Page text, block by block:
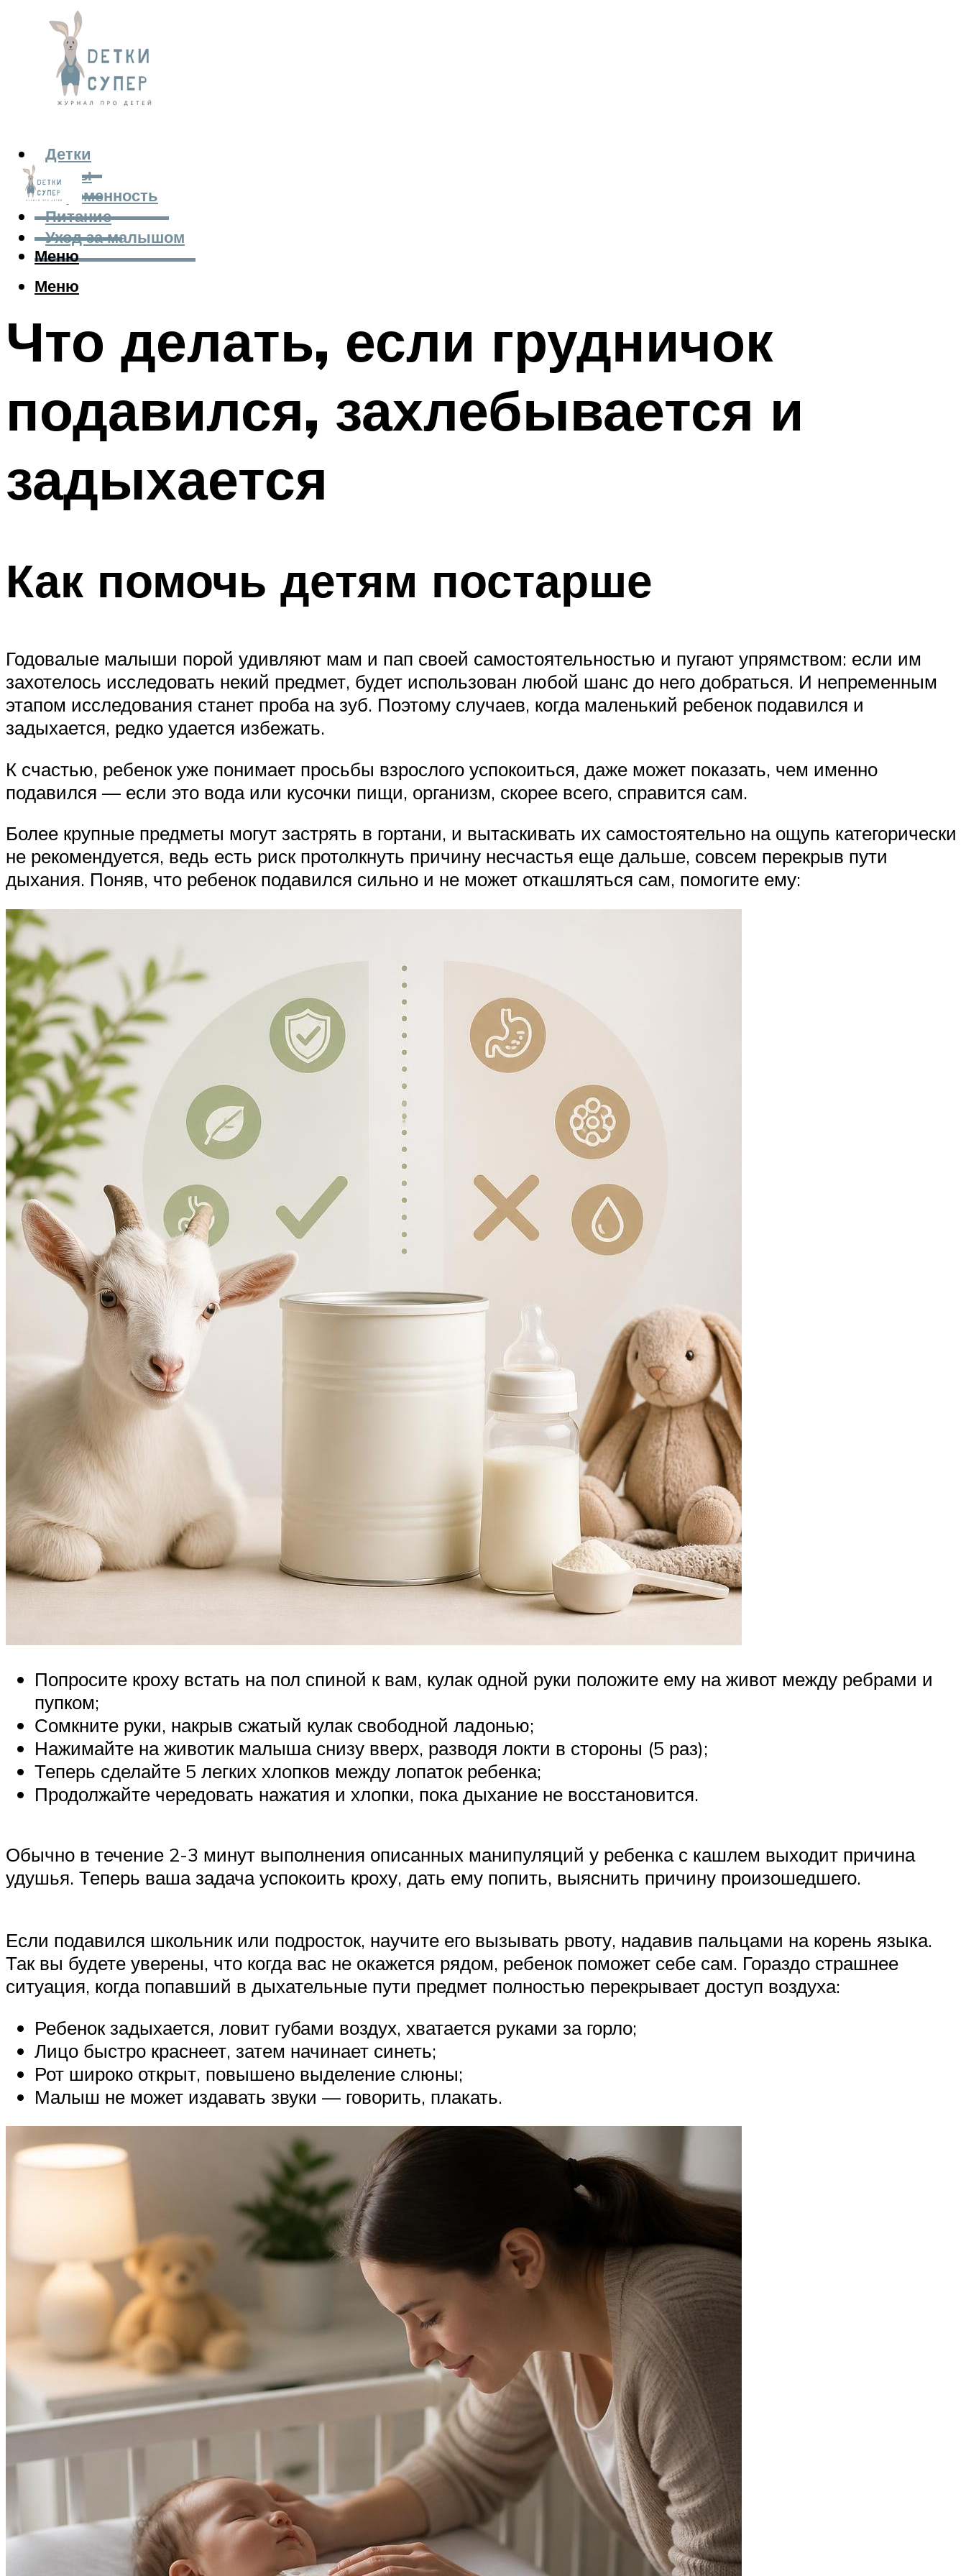
Детки
Мамы
Беременность
Питание
Уход за малышом
Меню
Меню
Что делать, если грудничок
подавился, захлебывается и
задыхается
Как помочь детям постарше
Годовалые малыши порой удивляют мам и пап своей самостоятельностью и пугают упрямством: если им
захотелось исследовать некий предмет, будет использован любой шанс до него добраться. И непременным
этапом исследования станет проба на зуб. Поэтому случаев, когда маленький ребенок подавился и
задыхается, редко удается избежать.
К счастью, ребенок уже понимает просьбы взрослого успокоиться, даже может показать, чем именно
подавился — если это вода или кусочки пищи, организм, скорее всего, справится сам.
Более крупные предметы могут застрять в гортани, и вытаскивать их самостоятельно на ощупь категорически
не рекомендуется, ведь есть риск протолкнуть причину несчастья еще дальше, совсем перекрыв пути
дыхания. Поняв, что ребенок подавился сильно и не может откашляться сам, помогите ему:
Попросите кроху встать на пол спиной к вам, кулак одной руки положите ему на живот между ребрами и
пупком;
Сомкните руки, накрыв сжатый кулак свободной ладонью;
Нажимайте на животик малыша снизу вверх, разводя локти в стороны (5 раз);
Теперь сделайте 5 легких хлопков между лопаток ребенка;
Продолжайте чередовать нажатия и хлопки, пока дыхание не восстановится.
Обычно в течение 2-3 минут выполнения описанных манипуляций у ребенка с кашлем выходит причина
удушья. Теперь ваша задача успокоить кроху, дать ему попить, выяснить причину произошедшего.
Если подавился школьник или подросток, научите его вызывать рвоту, надавив пальцами на корень языка.
Так вы будете уверены, что когда вас не окажется рядом, ребенок поможет себе сам. Гораздо страшнее
ситуация, когда попавший в дыхательные пути предмет полностью перекрывает доступ воздуха:
Ребенок задыхается, ловит губами воздух, хватается руками за горло;
Лицо быстро краснеет, затем начинает синеть;
Рот широко открыт, повышено выделение слюны;
Малыш не может издавать звуки — говорить, плакать.